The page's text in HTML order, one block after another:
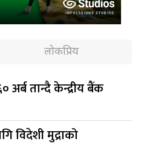
लोकप्रिय
अर्ब तान्दै केन्द्रीय बैंक
विदेशी मुद्राको